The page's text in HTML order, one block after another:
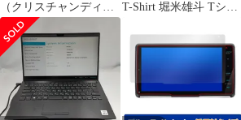
（クリスチャンディオ
ール） DiorTravel
iPhone 16 Pro Max ｹｰｽ
小物 携帯ｹｰｽ Blue
S8071OEVL_M90B
used:AB
T-Shirt 堀米雄斗 Tシャ